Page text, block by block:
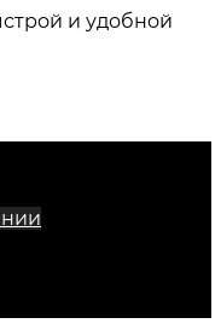
и удобной